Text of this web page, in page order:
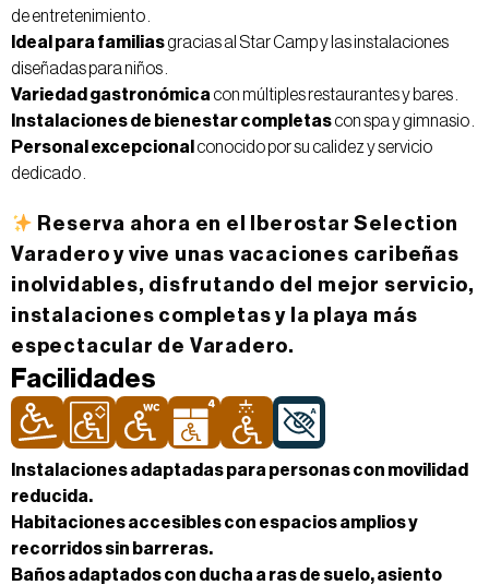
de entretenimiento .
Ideal para familiasgracias al Star Camp y las instalaciones
diseñadas para niños .
Variedad gastronómica con múltiples restaurantes y bares .
Instalaciones de bienestar completascon spa y gimnasio .
Personal excepcional conocido por su calidez y servicio
dedicado .
Reserva ahora en el Iberostar Selection
Varadero y vive unas vacaciones caribeñas
inolvidables, disfrutando del mejor servicio,
instalaciones completas y la playa más
espectacular de Varadero.
Facilidades
Instalaciones adaptadas para personas con movilidad
reducida.
Habitaciones accesibles con espacios amplios y
recorridos sin barreras.
Baños adaptados con ducha a ras de suelo, asiento